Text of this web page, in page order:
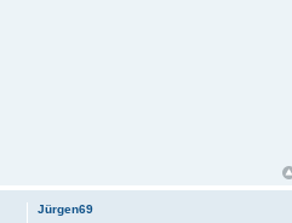
Jürgen69